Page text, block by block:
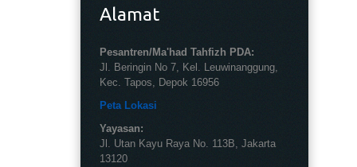
Alamat
Pesantren/Ma'had Tahfizh PDA:
Jl. Beringin No 7, Kel. Leuwinanggung,
Kec. Tapos, Depok 16956
Peta Lokasi
Yayasan:
Jl. Utan Kayu Raya No. 113B, Jakarta
13120